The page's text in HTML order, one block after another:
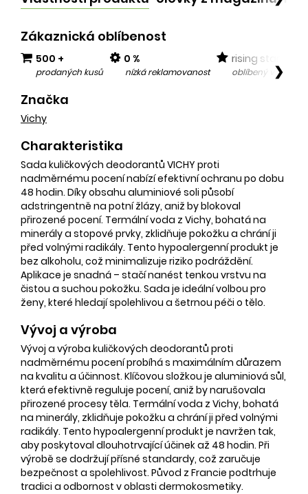
Zákaznická oblíbenost
500 +
prodaných kusů
0 %
nízká reklamovanost
rising star
oblíbený v❯
Značka
Vichy
Charakteristika
Sada kuličkových deodorantů VICHY proti
nadměrnému pocení nabízí efektivní ochranu po dobu
48 hodin. Díky obsahu aluminiové soli působí
adstringentně na potní žlázy, aniž by blokoval
přirozené pocení. Termální voda z Vichy, bohatá na
minerály a stopové prvky, zklidňuje pokožku a chrání ji
před volnými radikály. Tento hypoalergenní produkt je
bez alkoholu, což minimalizuje riziko podráždění.
Aplikace je snadná – stačí nanést tenkou vrstvu na
čistou a suchou pokožku. Sada je ideální volbou pro
ženy, které hledají spolehlivou a šetrnou péči o tělo.
Vývoj a výroba
Vývoj a výroba kuličkových deodorantů proti
nadměrnému pocení probíhá s maximálním důrazem
na kvalitu a účinnost. Klíčovou složkou je aluminiová sůl,
která efektivně reguluje pocení, aniž by narušovala
přirozené procesy těla. Termální voda z Vichy, bohatá
na minerály, zklidňuje pokožku a chrání ji před volnými
radikály. Tento hypoalergenní produkt je navržen tak,
aby poskytoval dlouhotrvající účinek až 48 hodin. Při
výrobě se dodržují přísné standardy, což zaručuje
bezpečnost a spolehlivost. Původ z Francie podtrhuje
tradici a odbornost v oblasti dermokosmetiky.